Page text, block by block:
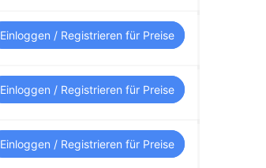
Einloggen / Registrieren für Preise
Einloggen / Registrieren für Preise
Einloggen / Registrieren für Preise